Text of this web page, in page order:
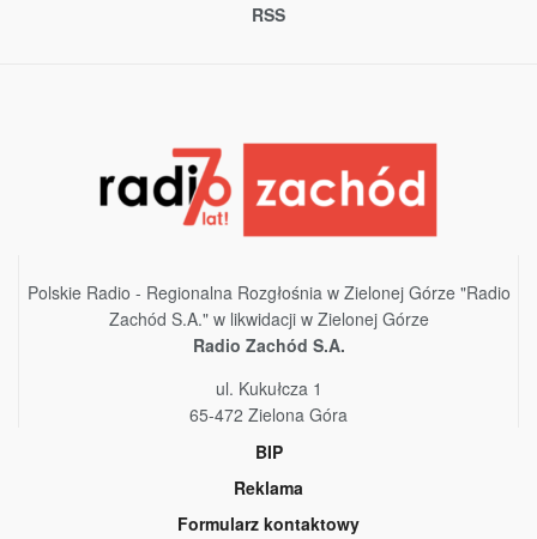
RSS
Polskie Radio - Regionalna Rozgłośnia w Zielonej Górze "Radio
Zachód S.A." w likwidacji w Zielonej Górze
Radio Zachód S.A.
ul. Kukułcza 1
65-472 Zielona Góra
BIP
Reklama
Formularz kontaktowy